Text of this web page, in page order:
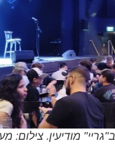
מודיעין. צילום: מערכת